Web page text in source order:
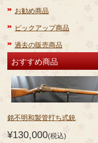
お勧め商品
ピックアップ商品
過去の販売商品
おすすめ商品
銘不明和製管打ち式銃
¥130,000(税込)